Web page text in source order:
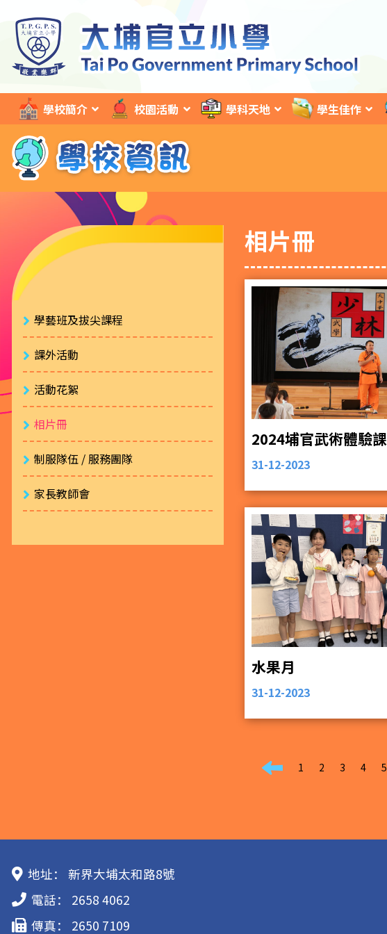
學校簡介 校園活動 學科天地 學生佳作
學藝班及拔尖課程
課外活動
活動花絮
相片冊
制服隊伍 / 服務團隊
家長教師會
相片冊
2024埔官武術體驗課
31-12-2023
水果月
31-12-2023
1 2 3 4 5
地址：
新界大埔太和路8號
電話：
2658 4062
傳真：
2650 7109